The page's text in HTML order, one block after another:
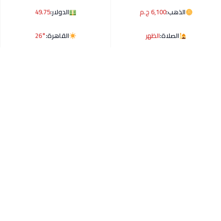
الذهب:6,100 ج.م الدولار:49.75
الصلاة:الظهر القاهرة:26°